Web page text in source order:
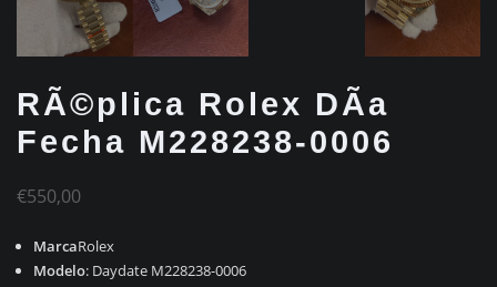
RÃ©plica Rolex DÃ­a
Fecha M228238-0006
€550,00
MarcaRolex
Modelo: Daydate M228238-0006